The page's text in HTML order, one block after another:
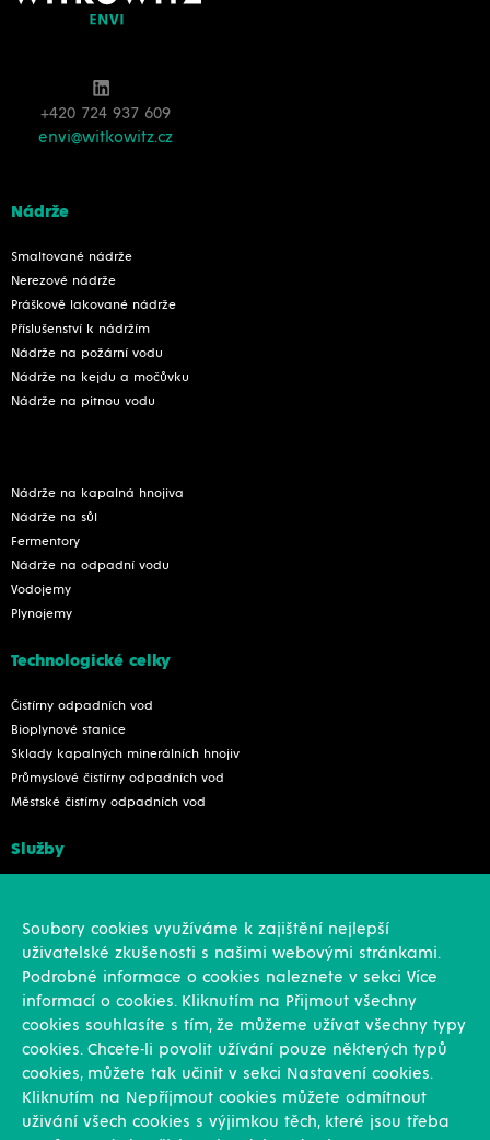
+420 724 937 609
envi@witkowitz.cz
Nádrže
Smaltované nádrže
Nerezové nádrže
Práškově lakované nádrže
Příslušenství k nádržím
Nádrže na požární vodu
Nádrže na kejdu a močůvku
Nádrže na pitnou vodu
Nádrže na kapalná hnojiva
Nádrže na sůl
Fermentory
Nádrže na odpadní vodu
Vodojemy
Plynojemy
Technologické celky
Čistírny odpadních vod
Bioplynové stanice
Sklady kapalných minerálních hnojiv
Průmyslové čistírny odpadních vod
Městské čistírny odpadních vod
Služby
Novinky
Reference
Soubory cookies využíváme k zajištění nejlepší
uživatelské zkušenosti s našimi webovými stránkami.
Podrobné informace o cookies naleznete v sekci Více
informací o cookies. Kliknutím na Přijmout všechny
cookies souhlasíte s tím, že můžeme užívat všechny typy
cookies. Chcete-li povolit užívání pouze některých typů
cookies, můžete tak učinit v sekci Nastavení cookies.
Kliknutím na Nepříjmout cookies můžete odmítnout
uživání všech cookies s výjimkou těch, které jsou třeba